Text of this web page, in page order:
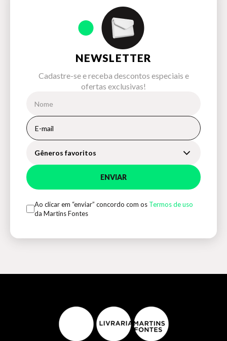
NEWSLETTER
Cadastre-se e receba descontos especiais e
ofertas exclusivas!
Gêneros favoritos
ENVIAR
Ao clicar em “enviar” concordo com os Termos de uso
da Martins Fontes